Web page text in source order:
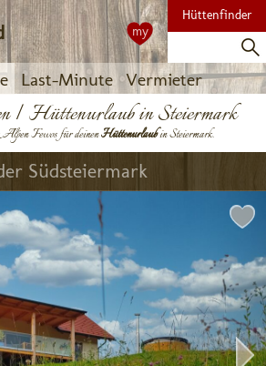
Last-Minute Vermieter
Hüttenfinder
my
| Hüttenurlaub in Steiermark
Fewos für deinenHüttenurlaubin Steiermark.
Südsteiermark